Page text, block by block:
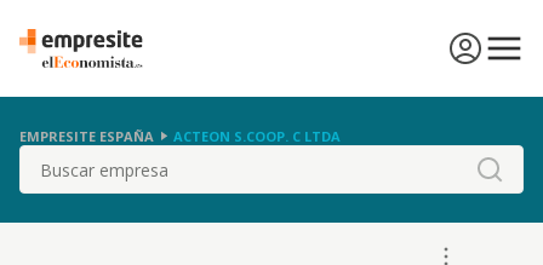
EMPRESITE ESPAÑA ACTEON S.COOP. C LTDA
Buscar